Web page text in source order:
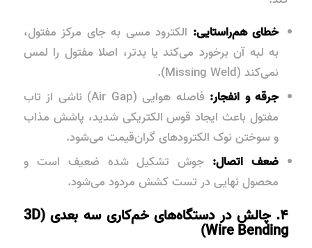
خطای هم‌راستایی: الکترود مسی به جای مرکز مفتول،
به لبه آن برخورد می‌کند یا بدتر، اصلا مفتول را لمس
نمی‌کند (Missing Weld).
جرقه و انفجار:
فاصله هوایی (Air Gap) ناشی از تاب
مفتول باعث ایجاد قوس الکتریکی شدید، پاشش مذاب
و سوختن نوک الکترودهای گران‌قیمت می‌شود.
ضعف اتصال: جوش تشکیل شده ضعیف است و
محصول نهایی در تست کشش مردود می‌شود.
۴. چالش در دستگاه‌های خم‌کاری سه بعدی (3D
Wire Bending)